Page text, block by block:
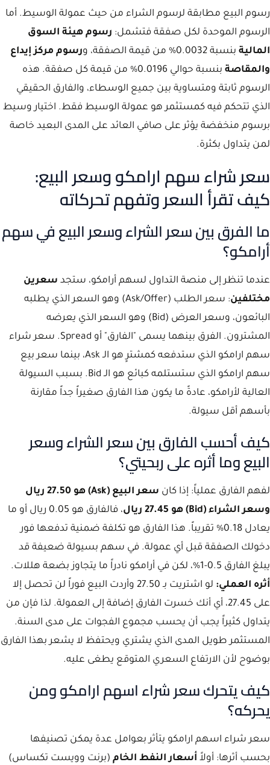
رسوم البيع مطابقة لرسوم الشراء من حيث عمولة الوسيط. أما
الرسوم الموحدة لكل صفقة فتشمل: رسوم هيئة السوق
المالية بنسبة 0.0032% من قيمة الصفقة، و
رسوم مركز إيداع
والمقاصة
بنسبة حوالي 0.0196% من قيمة كل صفقة. هذه
الرسوم ثابتة ومتساوية بين جميع الوسطاء، والفارق الحقيقي
الذي تتحكم فيه كمستثمر هو عمولة الوسيط فقط. اختيار وسيط
برسوم منخفضة يؤثر على صافي العائد على المدى البعيد خاصة
لمن يتداول بكثرة.
سعر شراء سهم ارامكو وسعر البيع:
كيف تقرأ السعر وتفهم تحركاته
ما الفرق بين سعر الشراء وسعر البيع في سهم
أرامكو؟
عندما تنظر إلى منصة التداول لسهم أرامكو، ستجد سعرين
مختلفين
: سعر الطلب (Ask/Offer) وهو السعر الذي يطلبه
البائعون، وسعر العرض (Bid) وهو السعر الذي يعرضه
المشترون. الفرق بينهما يسمى "الفارق" أو Spread. سعر شراء
سهم ارامكو الذي ستدفعه كمشترٍ هو الـ Ask، بينما سعر بيع
سهم ارامكو الذي ستستلمه كبائع هو الـ Bid. بسبب السيولة
العالية لأرامكو، عادةً ما يكون هذا الفارق صغيراً جداً مقارنة
بأسهم أقل سيولة.
كيف أحسب الفارق بين سعر الشراء وسعر
البيع وما أثره على ربحيتي؟
لفهم الفارق عملياً: إذا كان
سعر البيع (Ask) هو 27.50 ريال
وسعر الشراء (Bid) هو 27.45 ريال
، فالفارق هو 0.05 ريال أو ما
يعادل 0.18% تقريباً. هذا الفارق هو تكلفة ضمنية تدفعها فور
دخولك الصفقة قبل أي عمولة. في سهم بسيولة ضعيفة قد
يبلغ الفارق 0.5-1%، لكن في أرامكو نادراً ما يتجاوز بضعة هللات.
أثره العملي:
لو اشتريت بـ 27.50 وأردت البيع فوراً لن تحصل إلا
على 27.45، أي أنك خسرت الفارق إضافة إلى العمولة. لذا فإن من
يتداول كثيراً يجب أن يحسب مجموع الفجوات على مدى السنة.
المستثمر طويل المدى الذي يشتري ويحتفظ لا يشعر بهذا الفارق
بوضوح لأن الارتفاع السعري المتوقع يطغى عليه.
كيف يتحرك سعر شراء اسهم ارامكو ومن
يحركه؟
سعر شراء اسهم ارامكو يتأثر بعوامل عدة يمكن تصنيفها
بحسب أثرها: أولاً أسعار النفط الخام (برنت وويست تكساس)